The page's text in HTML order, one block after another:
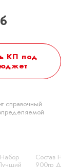
КП под
справочный
Состав Набор
900гр